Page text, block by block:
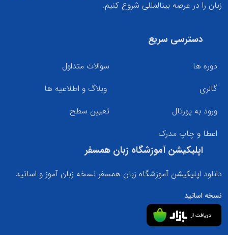
زبان را در عرصه بینالمللی شروع کنیم.
دسترسی سریع
دوره ها
سوالات متداول
گالری
وبلاگ و اطلاعیه ها
ورود به پورتال
تعیین سطح
اعطا و چاپ مدرک
اپلیکیشن آموزشگاه زبان همسفر
دانلود اپلیکیشن آموزشگاه زبان همسفر نسخه زبان آموز و اساتید
نسخه اساتید